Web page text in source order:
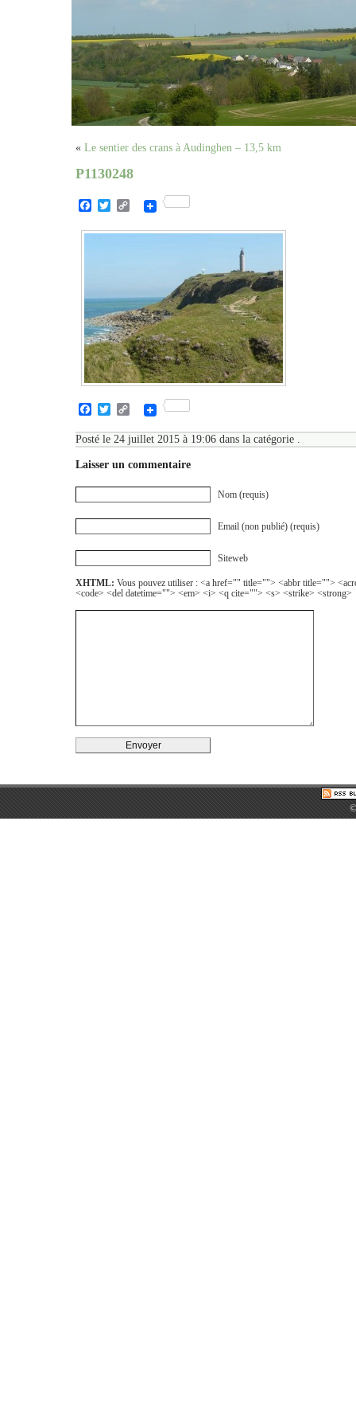
« Le sentier des crans à Audinghen – 13,5 km
P1130248
Facebook
TwitterCopy
Facebook
TwitterCopy
Posté le 24 juillet 2015 à 19:06 dans la catégorie .
Laisser un commentaire
Nom (requis)
Email (non publié) (requis)
Siteweb
XHTML: Vous pouvez utiliser : <a href="" title=""> <abbr title="">
<code> <del datetime=""> <em> <i> <q cite=""> <s> <strike> <strong>